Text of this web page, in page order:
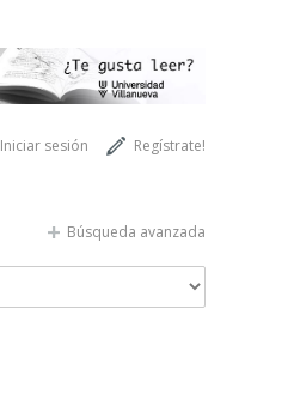
Regístrate!
Iniciar sesión
Búsqueda avanzada